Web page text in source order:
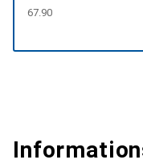
CHF
67.90